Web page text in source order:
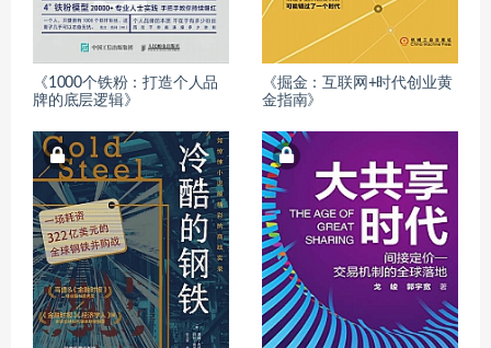
《1000个铁粉：打造个人品
牌的底层逻辑》
《掘金：互联网+时代创业黄
金指南》